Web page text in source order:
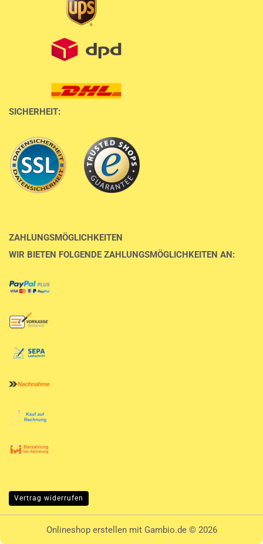
SICHERHEIT:
ZAHLUNGSMÖGLICHKEITEN
WIR BIETEN FOLGENDE ZAHLUNGSMÖGLICHKEITEN AN:
Vertrag widerrufen
Onlineshop erstellenmit Gambio.de © 2026